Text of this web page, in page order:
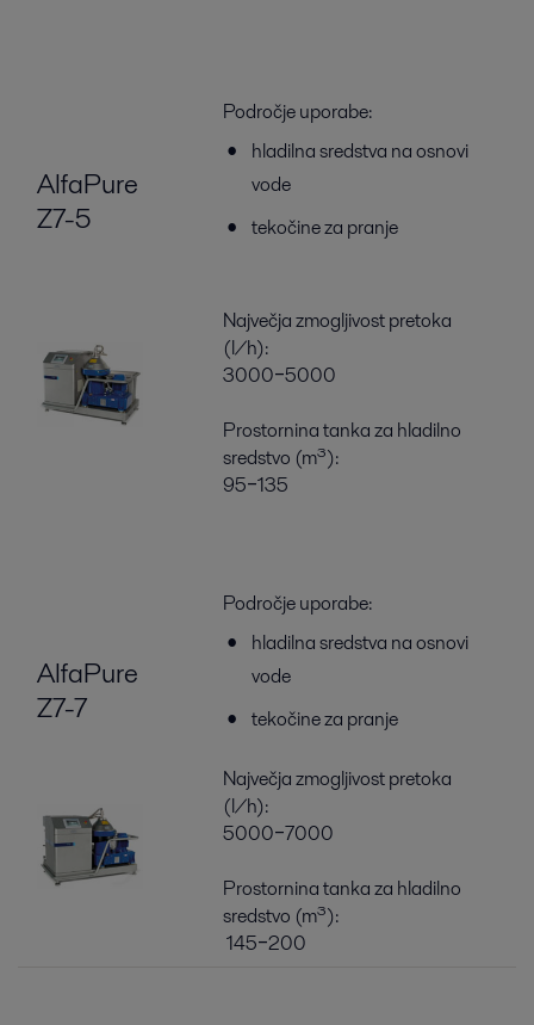
AlfaPure
Z7-5
Področje uporabe:
hladilna sredstva na osnovi
vode
tekočine za pranje
Največja zmogljivost pretoka
(l/h):
3000‒5000
Prostornina tanka za hladilno
sredstvo (m³):
95‒135
AlfaPure
Z7-7
Področje uporabe:
hladilna sredstva na osnovi
vode
tekočine za pranje
Največja zmogljivost pretoka
(l/h):
5000‒7000
Prostornina tanka za hladilno
sredstvo (m³):
145‒200